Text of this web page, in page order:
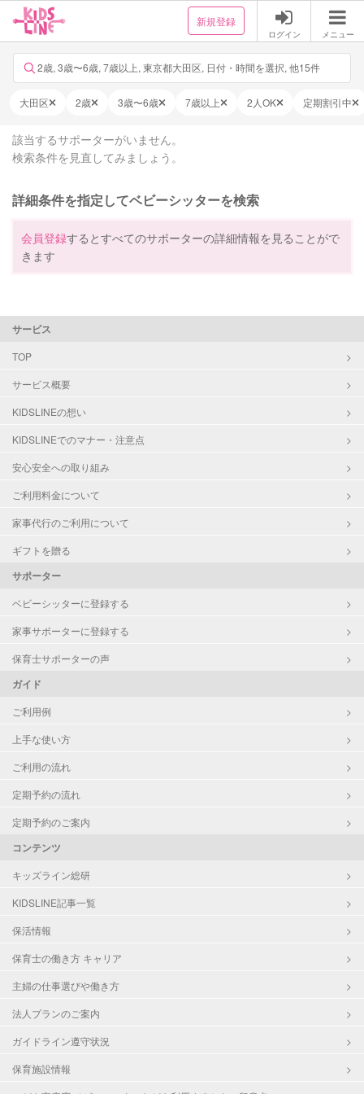
新規登録
ログイン メニュー
2歳, 3歳〜6歳, 7歳以上, 東京都大田区, 日付・時間を選択, 他15件
大田区 2歳 3歳〜6歳 7歳以上 2人OK 定期割引中
該当するサポーターがいません。
検索条件を見直してみましょう。
詳細条件を指定してベビーシッターを検索
会員登録するとすべてのサポーターの詳細情報を見ることがで
きます
サービス
TOP
サービス概要
KIDSLINEの想い
KIDSLINEでのマナー・注意点
安心安全への取り組み
ご利用料金について
家事代行のご利用について
ギフトを贈る
サポーター
ベビーシッターに登録する
家事サポーターに登録する
保育士サポーターの声
ガイド
ご利用例
上手な使い方
ご利用の流れ
定期予約の流れ
定期予約のご案内
コンテンツ
キッズライン総研
KIDSLINE記事一覧
保活情報
保育士の働き方 キャリア
主婦の仕事選びや働き方
法人プランのご案内
ガイドライン遵守状況
保育施設情報